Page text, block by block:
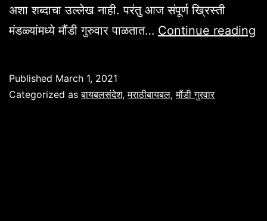
अशा शब्दाचा उल्लेख नाही. परंतु आज संपूर्ण ख्रिस्ती
मंडळ्यांमध्ये मौंडी गुरुवार पाळतात… Continue reading
Published March 1, 2021
Categorized asबायबलसंदेश,मराठीबायबल,मौंडी गुरवार